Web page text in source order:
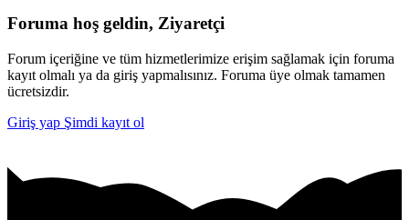
Foruma hoş geldin, Ziyaretçi
Forum içeriğine ve tüm hizmetlerimize erişim sağlamak için foruma
kayıt olmalı ya da giriş yapmalısınız. Foruma üye olmak tamamen
ücretsizdir.
Giriş yap Şimdi kayıt ol